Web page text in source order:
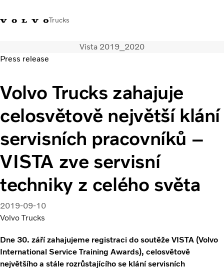
Trucks
Klub řidičů VolvoPřihlášení k Volvo aplikacím
Segmentace
Modely
Služby
Použitá vozidla
Servisní síť a prodej
Novinky
Kontaktujte nás
O nás
Vista 2019_2020
Press release
Volvo Trucks zahajuje
celosvětově největší klání
servisních pracovníků –
VISTA zve servisní
techniky z celého světa
2019-09-10
Volvo Trucks
Dne 30. září zahajujeme registraci do soutěže VISTA (Volvo
International Service Training Awards), celosvětově
největšího a stále rozrůstajícího se klání servisních